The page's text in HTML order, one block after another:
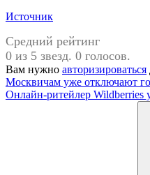
Источник
Средний рейтинг
0 из 5 звезд. 0 голосов.
Вам нужно авторизироваться
Навигация
по
Предыдущая
запись:
Москвичам уже отключают
Следующая
Онлайн-ритейлер Wildberries